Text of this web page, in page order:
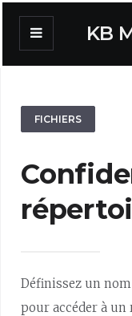
KB
FICHIERS
Définissez un
pour accéder à